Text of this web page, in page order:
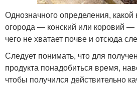
Однозначного определения,
огорода — конский или коровий —
чего не хватает почве и отсюда
Следует понимать, что для
продукта понадобиться время,
чтобы получился действительно